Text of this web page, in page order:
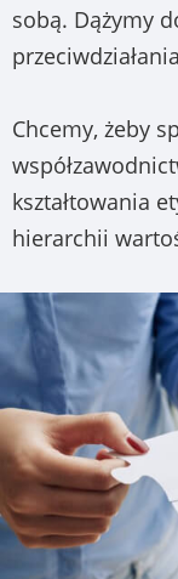
sobą. Dążymy
Chcemy, żeby
kształtowania
hierarchii